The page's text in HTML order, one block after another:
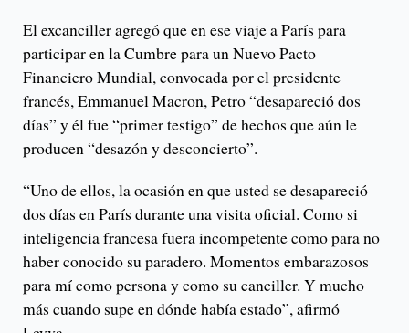
El excanciller agregó que en ese viaje a París para
participar en la Cumbre para un Nuevo Pacto
Financiero Mundial, convocada por el presidente
francés, Emmanuel Macron, Petro “desapareció dos
días” y él fue “primer testigo” de hechos que aún le
producen “desazón y desconcierto”.
“Uno de ellos, la ocasión en que usted se desapareció
dos días en París durante una visita oficial. Como si
inteligencia francesa fuera incompetente como para no
haber conocido su paradero. Momentos embarazosos
para mí como persona y como su canciller. Y mucho
más cuando supe en dónde había estado”, afirmó